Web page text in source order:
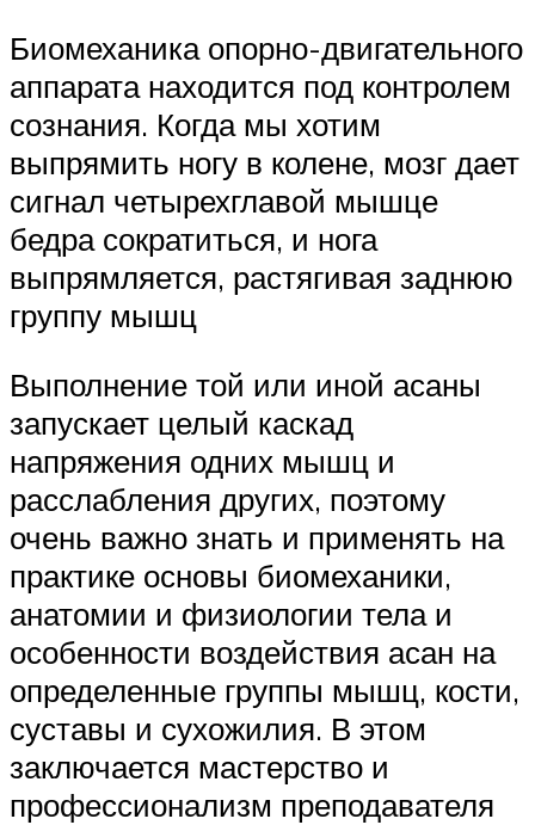
Биомеханика опорно-двигательного
аппарата находится под контролем
сознания. Когда мы хотим
выпрямить ногу в колене, мозг дает
сигнал четырехглавой мышце
бедра сократиться, и нога
выпрямляется, растягивая заднюю
группу мышц
Выполнение той или иной асаны
запускает целый каскад
напряжения одних мышц и
расслабления других, поэтому
очень важно знать и применять на
практике основы биомеханики,
анатомии и физиологии тела и
особенности воздействия асан на
определенные группы мышц, кости,
суставы и сухожилия. В этом
заключается мастерство и
профессионализм преподавателя